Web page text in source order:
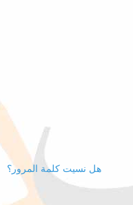
هل نسيت كلمة المرور؟